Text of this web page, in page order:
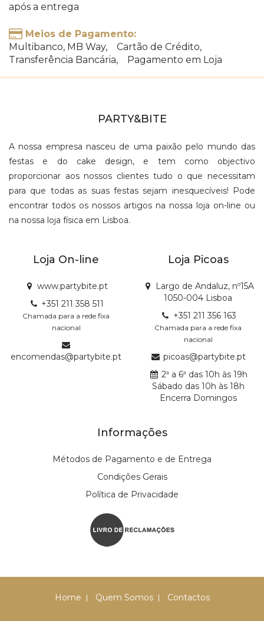
após a entrega
Meios de Pagamento:
Multibanco, MB Way, Cartão de Crédito,
Transferência Bancária, Pagamento em Loja
PARTY&BITE
A nossa empresa nasceu de uma paixão pelo mundo das
festas e do cake design, e tem como objectivo
proporcionar aos nossos clientes tudo o que necessitam
para que todas as suas festas sejam inesquecíveis! Pode
encontrar todos os nossos artigos na nossa loja on-line ou
na nossa loja física em Lisboa.
Loja On-line
www.partybite.pt
+351 211 358 511
Chamada para a rede fixa
nacional
encomendas@partybite.pt
Loja Picoas
Largo de Andaluz, nº15A
1050-004 Lisboa
+351 211 356 163
Chamada para a rede fixa
nacional
picoas@partybite.pt
2ª a 6ª das 10h às 19h
Sábado das 10h às 18h
Encerra Domingos
Informações
Métodos de Pagamento e de Entrega
Condições Gerais
Política de Privacidade
Home Quem Somos Contactos